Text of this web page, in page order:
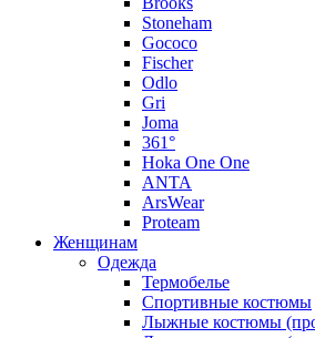
Stoneham
Gococo
Fischer
Odlo
Gri
Joma
361°
Hoka One One
ANTA
ArsWear
Proteam
Женщинам
Одежда
Термобелье
Спортивные костюмы
Лыжные костюмы